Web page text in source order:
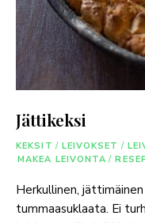
Jättikeksi
KEKSIT / LEIVOKSET /
MAKEA LEIVONTA /
Herkullinen,
tummaasuklaata. Ei